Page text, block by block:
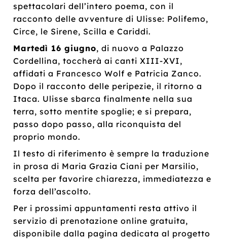
spettacolari dell’intero poema, con il
racconto delle avventure di Ulisse: Polifemo,
Circe, le Sirene, Scilla e Cariddi.
Martedì 16 giugno, di nuovo a Palazzo
Cordellina, toccherà ai canti XIII-XVI,
affidati a Francesco Wolf e Patricia Zanco.
Dopo il racconto delle peripezie, il ritorno a
Itaca. Ulisse sbarca finalmente nella sua
terra, sotto mentite spoglie; e si prepara,
passo dopo passo, alla riconquista del
proprio mondo.
Il testo di riferimento è sempre la traduzione
in prosa di Maria Grazia Ciani per Marsilio,
scelta per favorire chiarezza, immediatezza e
forza dell’ascolto.
Per i prossimi appuntamenti resta attivo il
servizio di prenotazione online gratuita,
disponibile dalla pagina dedicata al progetto